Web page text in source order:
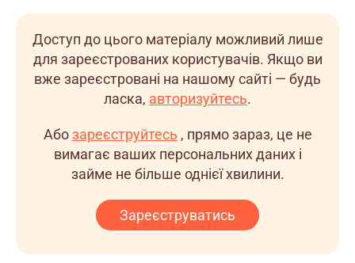
Доступ до цього матеріалу можливий лише
для зареєстрованих користувачів. Якщо ви
вже зареєстровані на нашому сайті — будь
ласка, авторизуйтесь.
Абозареєструйтесь , прямо зараз, це не
вимагає ваших персональних даних і
займе не більше однієї хвилини.
Зареєструватись